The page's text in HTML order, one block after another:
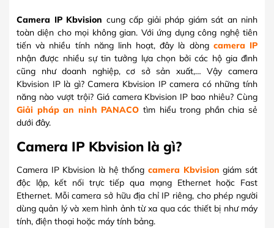
Camera IP Kbvision cung cấp giải pháp giám sát an ninh
toàn diện cho mọi không gian. Với ứng dụng công nghệ tiên
tiến và nhiều tính năng linh hoạt, đây là dòng camera IP
nhận được nhiều sự tin tưởng lựa chọn bởi các hộ gia đình
cũng như doanh nghiệp, cơ sở sản xuất,… Vậy camera
Kbvision IP là gì? Camera Kbvision IP camera có những tính
năng nào vượt trội? Giá camera Kbvision IP bao nhiêu? Cùng
Giải pháp an ninh PANACO tìm hiểu trong phần chia sẻ
dưới đây.
Camera IP Kbvision là gì?
Camera IP Kbvision là hệ thống camera Kbvision giám sát
độc lập, kết nối trực tiếp qua mạng Ethernet hoặc Fast
Ethernet. Mỗi camera sở hữu địa chỉ IP riêng, cho phép người
dùng quản lý và xem hình ảnh từ xa qua các thiết bị như máy
tính, điện thoại hoặc máy tính bảng.